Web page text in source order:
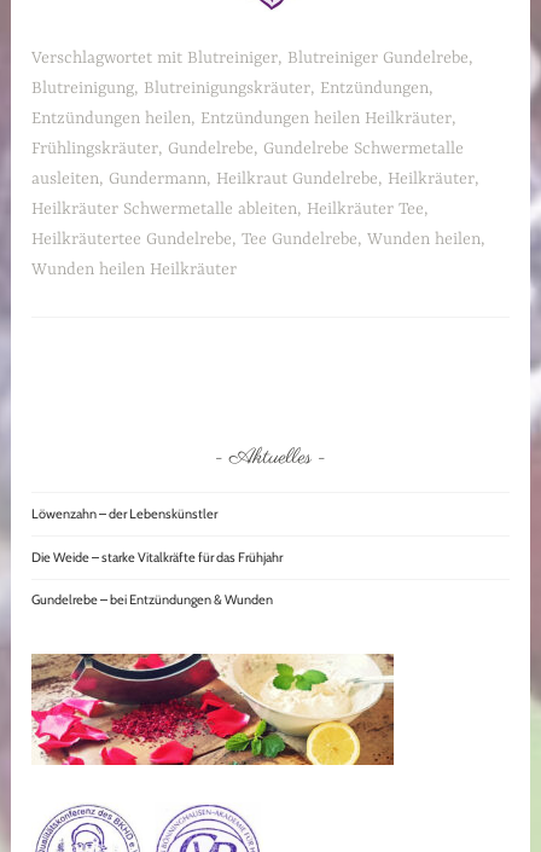
Verschlagwortet mit Blutreiniger, Blutreiniger Gundelrebe,
Blutreinigung, Blutreinigungskräuter, Entzündungen,
Entzündungen heilen, Entzündungen heilen Heilkräuter,
Frühlingskräuter, Gundelrebe, Gundelrebe Schwermetalle
ausleiten, Gundermann, Heilkraut Gundelrebe, Heilkräuter,
Heilkräuter Schwermetalle ableiten, Heilkräuter Tee,
Heilkräutertee Gundelrebe,Tee Gundelrebe,Wunden heilen,
Wunden heilen Heilkräuter
Aktuelles
Löwenzahn – der Lebenskünstler
Die Weide – starke Vitalkräfte für das Frühjahr
Gundelrebe – bei Entzündungen & Wunden